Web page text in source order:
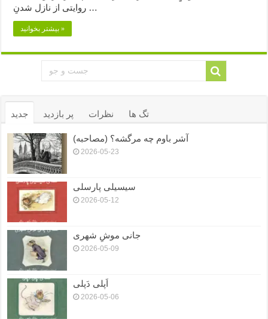
روایتی از نازل شدنِ …
بیشتر بخوانید »
جدید پر بازدید نظرات تگ ها
آشر باوم چه مرگشه؟ (مصاحبه)
2026-05-23
سیسیلی پارسلی
2026-05-12
جانی موشِ شهری
2026-05-09
اَپلی دَپلی
2026-05-06